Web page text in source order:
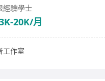
經驗學士
20K/月
工作室